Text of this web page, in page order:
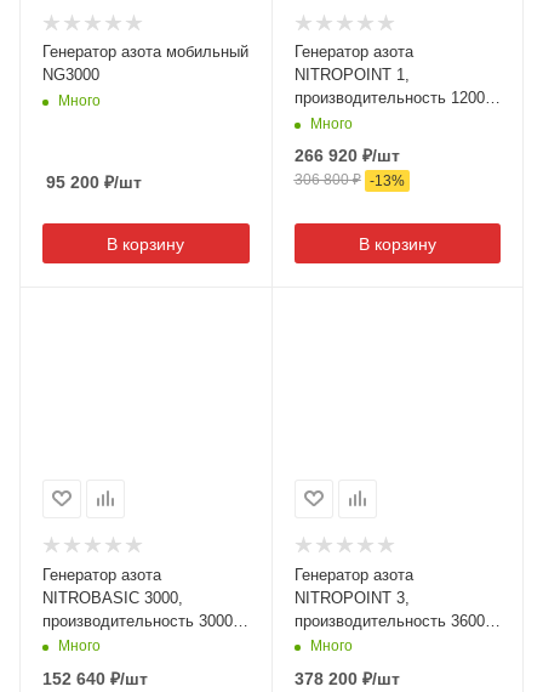
Генератор азота мобильный
NG3000
Много
95 200 ₽/шт
В корзину
Генератор азота
NITROPOINT 1,
производительность 1200
л/час, SPIN (Италия)
Много
266 920₽/шт
306 800₽ -13%
В корзину
Генератор азота
NITROBASIC 3000,
производительность 3000
л/час, MarcoTools (Китай-
Много
152 640 ₽/шт
Генератор азота
NITROPOINT 3,
производительность 3600
л/час, SPIN (Италия)
Много
378 200₽/шт